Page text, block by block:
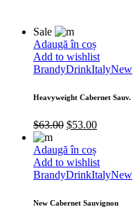
Sale
Adaugă în coș
Add to wishlist
BrandyDrinkItalyNew
Heavyweight Cabernet Sauv.
$63.00 $53.00
Adaugă în coș
Add to wishlist
BrandyDrinkItalyNew
New Cabernet Sauvignon